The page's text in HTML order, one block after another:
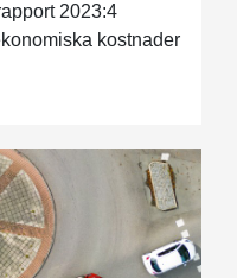
2023:4
kostnader